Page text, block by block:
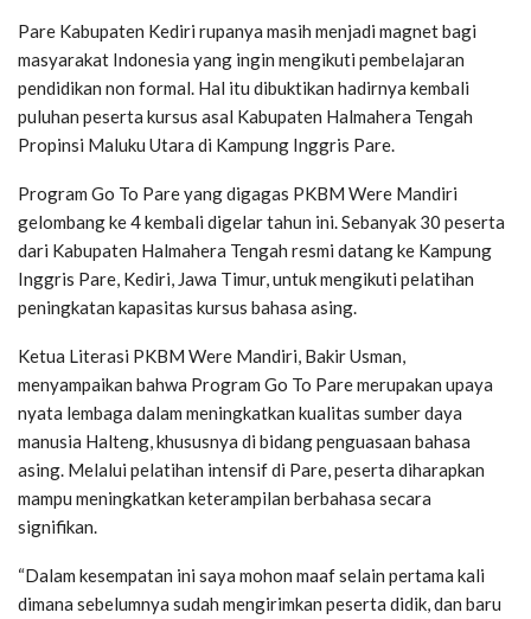
Pare Kabupaten Kediri rupanya masih menjadi magnet bagi
masyarakat Indonesia yang ingin mengikuti pembelajaran
pendidikan non formal. Hal itu dibuktikan hadirnya kembali
puluhan peserta kursus asal Kabupaten Halmahera Tengah
Propinsi Maluku Utara di Kampung Inggris Pare.
Program Go To Pare yang digagas PKBM Were Mandiri
gelombang ke 4 kembali digelar tahun ini. Sebanyak 30 peserta
dari Kabupaten Halmahera Tengah resmi datang ke Kampung
Inggris Pare, Kediri, Jawa Timur, untuk mengikuti pelatihan
peningkatan kapasitas kursus bahasa asing.
Ketua Literasi PKBM Were Mandiri, Bakir Usman,
menyampaikan bahwa Program Go To Pare merupakan upaya
nyata lembaga dalam meningkatkan kualitas sumber daya
manusia Halteng, khususnya di bidang penguasaan bahasa
asing. Melalui pelatihan intensif di Pare, peserta diharapkan
mampu meningkatkan keterampilan berbahasa secara
signifikan.
“Dalam kesempatan ini saya mohon maaf selain pertama kali
dimana sebelumnya sudah mengirimkan peserta didik, dan baru